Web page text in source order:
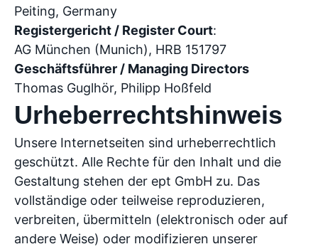
Peiting, Germany
Registergericht / Register Court:
AG München (Munich), HRB 151797
Geschäftsführer / Managing Directors
Thomas Guglhör, Philipp Hoßfeld
Urheberrechtshinweis
Unsere Internetseiten sind urheberrechtlich
geschützt. Alle Rechte für den Inhalt und die
Gestaltung stehen der ept GmbH zu. Das
vollständige oder teilweise reproduzieren,
verbreiten, übermitteln (elektronisch oder auf
andere Weise) oder modifizieren unserer